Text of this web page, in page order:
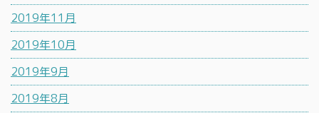
2019年11月
2019年10月
2019年9月
2019年8月